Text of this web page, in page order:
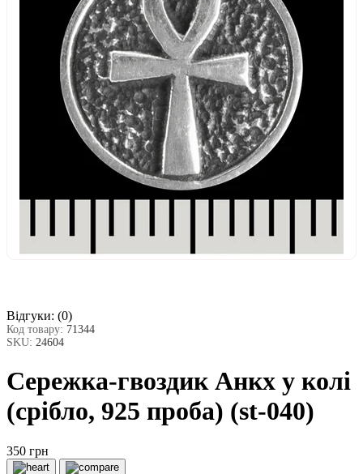
Відгуки: (0)
Код товару: 71344
SKU: 24604
Сережка-гвоздик Анкх у колі
(срібло, 925 проба) (st-040)
350 грн